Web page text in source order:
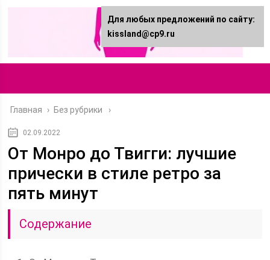
Главная › Без рубрики
02.09.2022
От Монро до Твигги: лучшие
прически в стиле ретро за
пять минут
Содержание
Для любых предложений по сайту:
kissland@cp9.ru